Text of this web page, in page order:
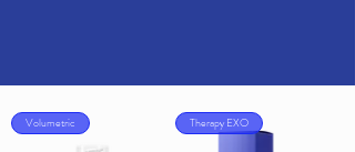
Volumetric Therapy EXO